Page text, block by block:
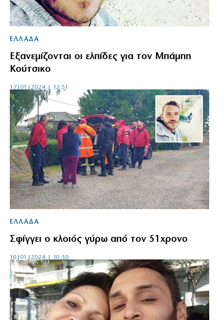
ΕΛΛΑΔΑ
Εξανεμίζονται οι ελπίδες για τον Μπάμπη
Κούτσικο
17|01|2024 | 12:31
ΕΛΛΑΔΑ
Σφίγγει ο κλοιός γύρω από τον 51χρονο
10|01|2024 | 10:30